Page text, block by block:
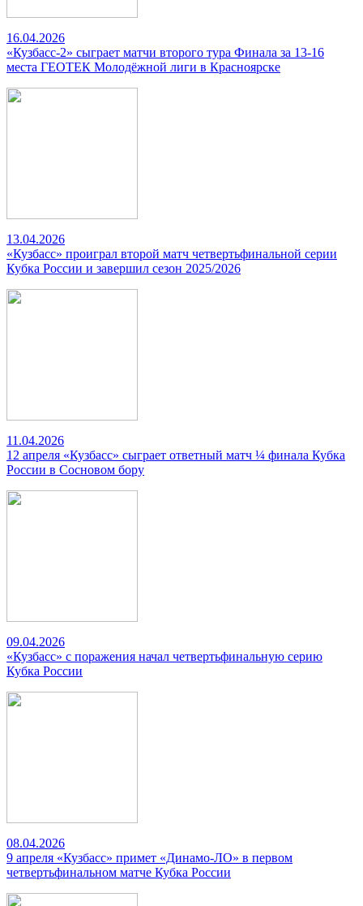
16.04.2026
«Кузбасс-2» сыграет матчи второго тура Финала за 13-16
места ГЕОТЕК Молодёжной лиги в Красноярске
13.04.2026
«Кузбасс» проиграл второй матч четвертьфинальной серии
Кубка России и завершил сезон 2025/2026
11.04.2026
12 апреля «Кузбасс» сыграет ответный матч ¼ финала Кубка
России в Сосновом бору
09.04.2026
«Кузбасс» с поражения начал четвертьфинальную серию
Кубка России
08.04.2026
9 апреля «Кузбасс» примет «Динамо-ЛО» в первом
четвертьфинальном матче Кубка России